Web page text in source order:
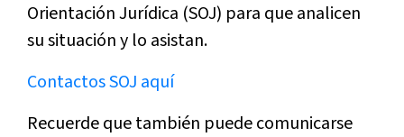
Orientación Jurídica (SOJ) para que analicen
su situación y lo asistan.
Contactos SOJ aquí
Recuerde que también puede comunicarse